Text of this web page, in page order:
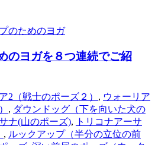
のヨガを８つ連続でご紹
2（戦士のポーズ２） , ウォーリア
, ダウンドッグ（下を向いた犬の
ナ(山のポーズ),
トリコナアーサ
, ルックアップ（半分の立位の前